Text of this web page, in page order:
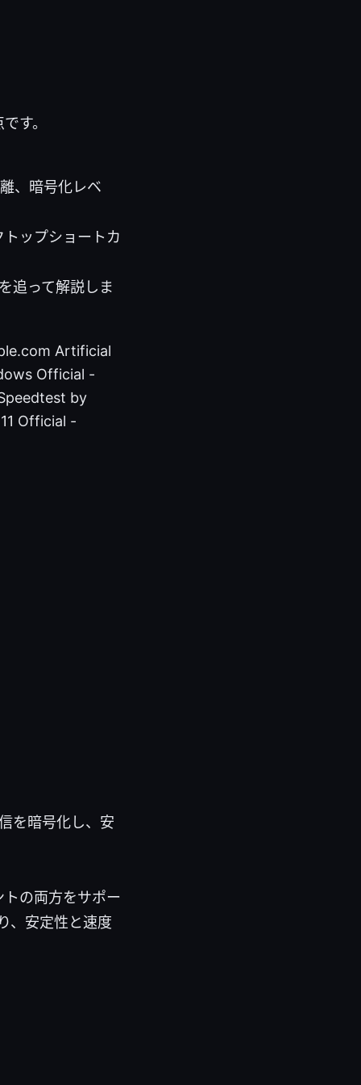
す。
、暗号化レベ
ップショートカ
追って解説しま
Artificial
Official -
by
Official -
を暗号化し、安
の両方をサポー
、安定性と速度